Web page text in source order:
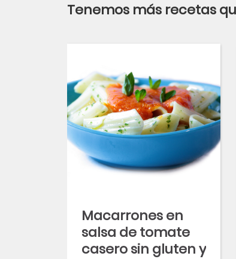
Tenemos más recetas
Macarrones en
salsa de tomate
casero sin gluten y